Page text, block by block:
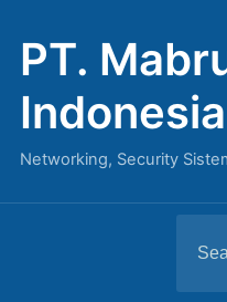
PT.
Indonesia
Networking, Security
for: